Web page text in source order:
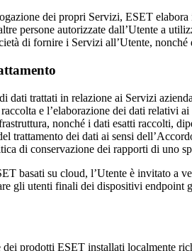
dei propri Servizi, ESET
persone autorizzate dall’Utente a
di fornire i Servizi all’Utente,
dati trattati in relazione ai Servizi
e l’elaborazione dei dati
nonché i dati esatti raccolti,
trattamento dei dati ai sensi
di conservazione dei rapporti di uno
basati su cloud, l’Utente è invitato a
gli utenti finali dei dispositivi
dei prodotti ESET installati localmente